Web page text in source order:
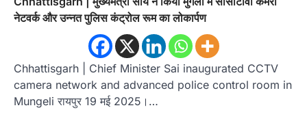
नेटवर्क और उन्नत पुलिस कंट्रोल रूम का लोकार्पण
Chhattisgarh | Chief Minister Sai inaugurated CCTV
camera network and advanced police control room in
Mungeli रायपुर 19 मई 2025।…